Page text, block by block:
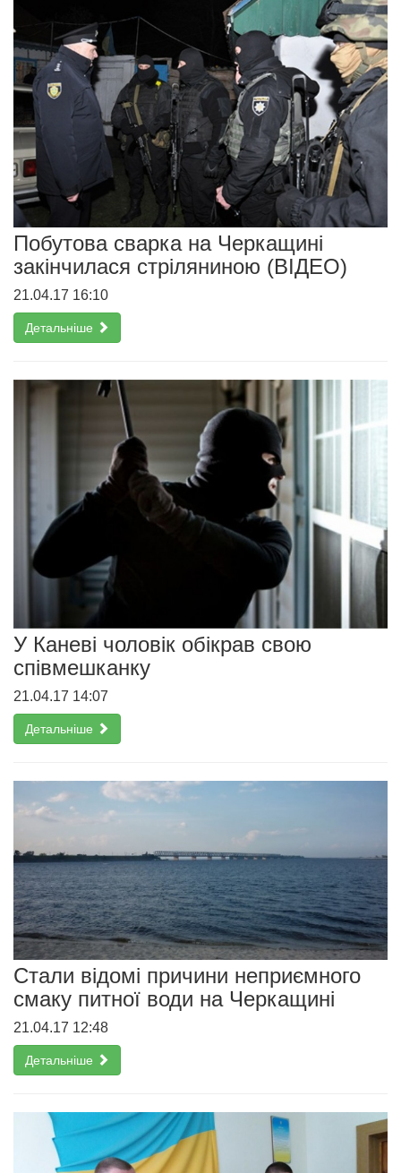
Побутова сварка на Черкащині
закінчилася стріляниною (ВІДЕО)
21.04.17 16:10
Детальніше
У Каневі чоловік обікрав свою
співмешканку
21.04.17 14:07
Детальніше
Стали відомі причини неприємного
смаку питної води на Черкащині
21.04.17 12:48
Детальніше